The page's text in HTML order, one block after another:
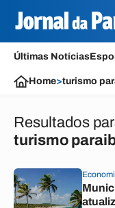
Últimas Notícias
Home>turismo
Resultados
turismo